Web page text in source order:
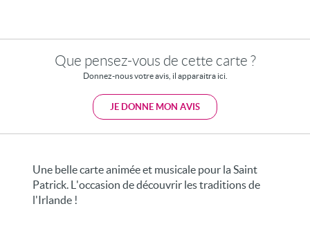
Que pensez-vous de cette carte ?
Donnez-nous votre avis, il apparaitra ici.
JE DONNE MON AVIS
Une belle carte animée et musicale pour la Saint
Patrick. L'occasion de découvrir les traditions de
l'Irlande !